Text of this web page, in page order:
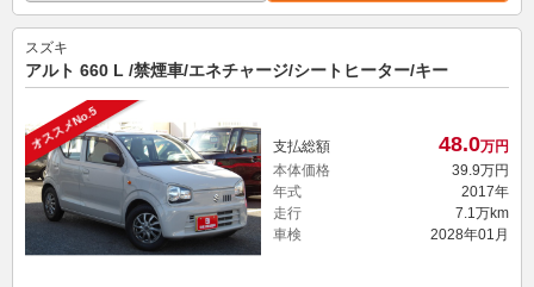
スズキ
アルト 660 L /禁煙車/エネチャージ/シートヒーター/キー
オススメNo.5 支払総額 48.0万円
本体価格
39.9万円
年式
2017年
走行
7.1万km
車検
2028年01月